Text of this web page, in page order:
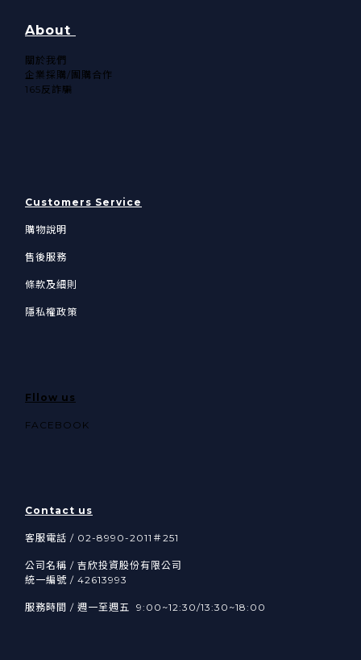
About
關於我們​
企業採購/團購合作
165反詐騙
Customers Service
購物說明
售後服務
條款及細則
隱私權政策
Fllow us
FACEBOOK
Contact us
客服電話 / 02-8990-2011＃251
公司名稱 / 吉欣投資股份有限公司
統一編號 / 42613993
服務時間 / 週一至週五 9:00~12:30/13:30~18:00